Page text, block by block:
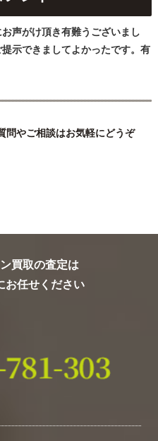
声がけ頂き有難うございまし
示できましてよかったです。有
問やご相談はお気軽にどうぞ
買取の査定は
お任せください